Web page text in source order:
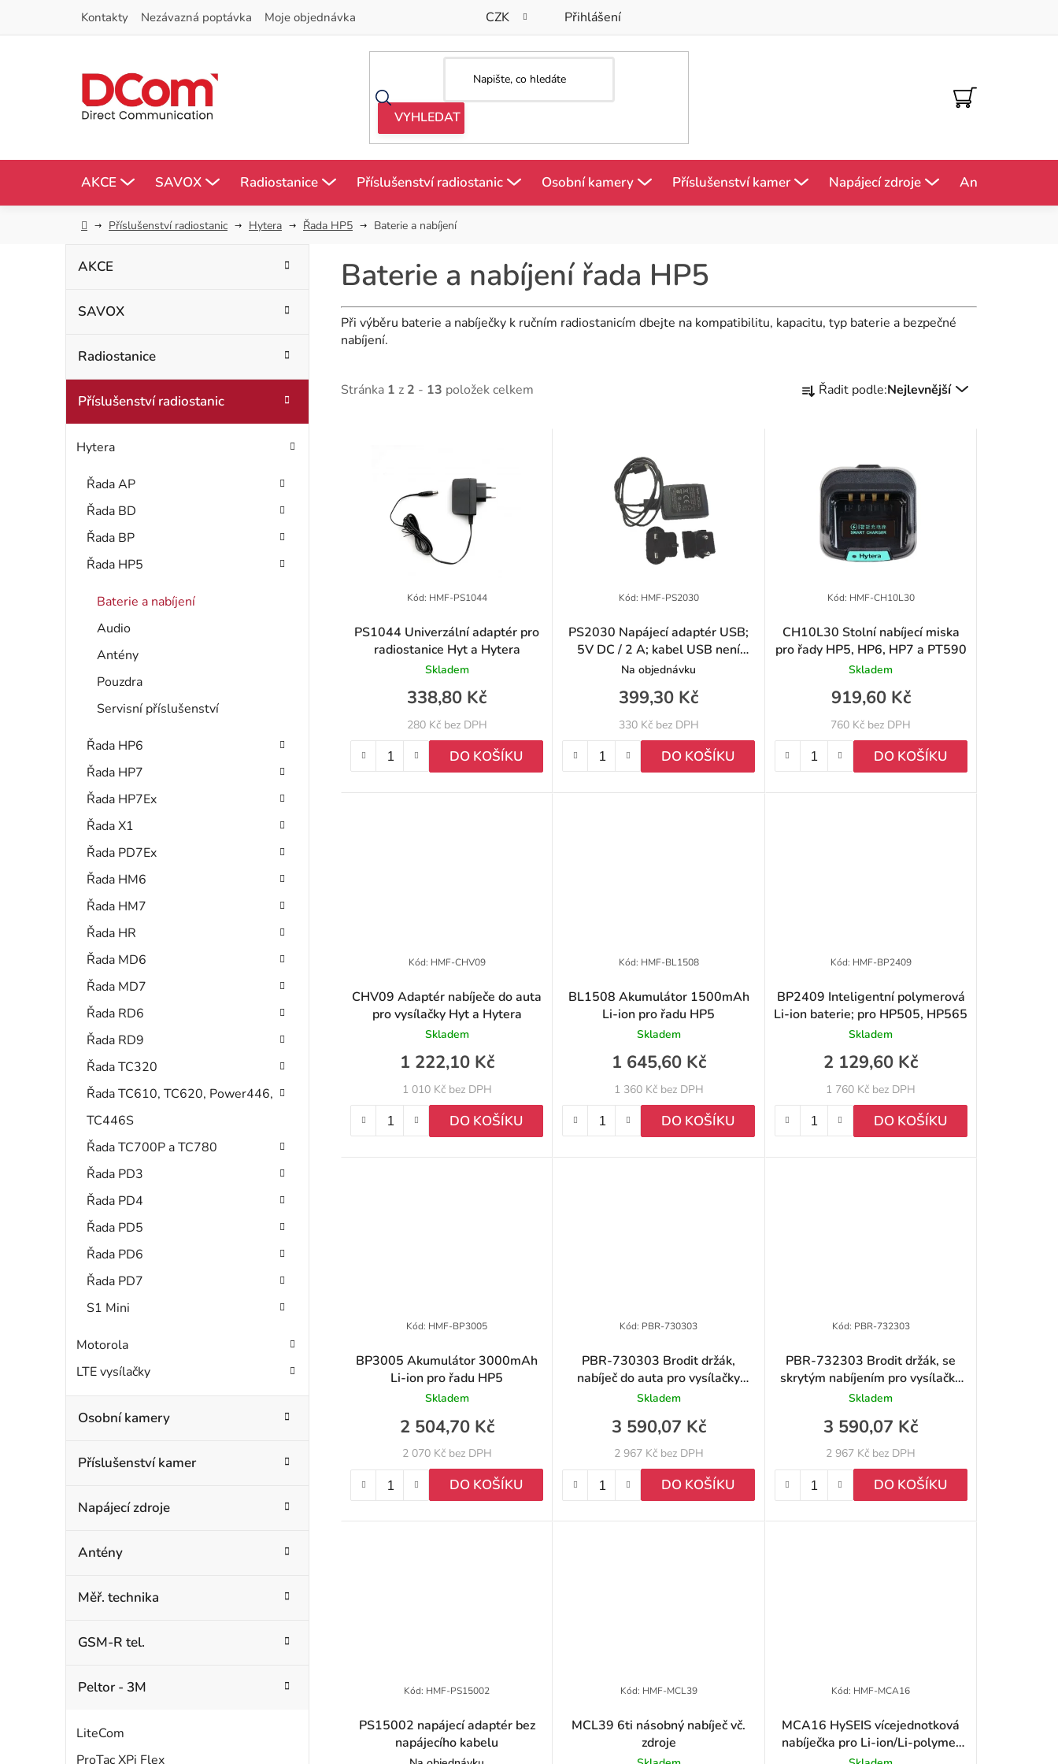
Kontakty Nezávazná poptávka Moje objednávka CZK Přihlášení
NÁKUPNÍ
KOŠÍK
AKCE SAVOX Radiostanice Příslušenství radiostanic Osobní kamery Příslušenství kamer Napájecí zdroje Antény
DomůPříslušenství radiostanic Hytera Řada HP5 Baterie a nabíjení
P
r
a
n
kategorie
r
e
AKCE
SAVOX
Radiostanice
Příslušenství radiostanic
Hytera
Řada AP
Řada BD
Řada BP
Řada HP5
Baterie a nabíjení
Audio
Antény
Pouzdra
Servisní příslušenství
Řada HP6
Řada HP7
Řada HP7Ex
Řada X1
Řada PD7Ex
Řada HM6
Řada HM7
Řada HR
Řada MD6
Řada MD7
Řada RD6
Řada RD9
Řada TC320
Řada TC610, TC620, Power446,
TC446S
Řada TC700P a TC780
Řada PD3
Řada PD4
Řada PD5
Řada PD6
Řada PD7
S1 Mini
Motorola
LTE vysílačky
Osobní kamery
Příslušenství kamer
Napájecí zdroje
Antény
Měř. technika
GSM-R tel.
Peltor - 3M
LiteCom
ProTac XPi Flex
Baterie a nabíjení řada HP5
Při výběru baterie a nabíječky k ručním radiostanicím dbejte na kompatibilitu, kapacitu, typ baterie a bezpečné
nabíjení.
Stránka 1 z 2 - 13 položek celkem
Ř
o
d
t
ů
Řadit podle:Nejlevnější
t
PS1044 Univerzální adaptér pro
radiostanice Hyt a Hytera
Skladem
280 Kč bez DPH
338,80 Kč
DO KOŠÍKU
Kód: HMF-PS1044
PS2030 Napájecí adaptér USB;
5V DC / 2 A; kabel USB není
součástí balení
Na objednávku
330 Kč bez DPH
399,30 Kč
DO KOŠÍKU
Kód: HMF-PS2030
CH10L30 Stolní nabíjecí miska
pro řady HP5, HP6, HP7 a PT590
Skladem
760 Kč bez DPH
919,60 Kč
DO KOŠÍKU
Kód: HMF-CH10L30
CHV09 Adaptér nabíječe do auta
pro vysílačky Hyt a Hytera
Skladem
1 010 Kč bez DPH
1 222,10 Kč
DO KOŠÍKU
Kód: HMF-CHV09
BL1508 Akumulátor 1500mAh
Li-ion pro řadu HP5
Skladem
1 360 Kč bez DPH
1 645,60 Kč
DO KOŠÍKU
Kód: HMF-BL1508
BP2409 Inteligentní polymerová
Li-ion baterie; pro HP505, HP565
Skladem
1 760 Kč bez DPH
2 129,60 Kč
DO KOŠÍKU
Kód: HMF-BP2409
BP3005 Akumulátor 3000mAh
Li-ion pro řadu HP5
Skladem
2 070 Kč bez DPH
2 504,70 Kč
DO KOŠÍKU
Kód: HMF-BP3005
PBR-730303 Brodit držák,
nabíječ do auta pro vysílačky
Hytera řady HP5, HP6 a HP7
Skladem
2 967 Kč bez DPH
3 590,07 Kč
DO KOŠÍKU
Kód: PBR-730303
PBR-732303 Brodit držák, se
skrytým nabíjením pro vysílačky
Hytera řady HP5, HP6 a HP7
Skladem
2 967 Kč bez DPH
3 590,07 Kč
DO KOŠÍKU
Kód: PBR-732303
PS15002 napájecí adaptér bez
napájecího kabelu
Kód: HMF-PS15002
MCL39 6ti násobný nabíječ vč.
zdroje
Kód: HMF-MCL39
MCA16 HySEIS vícejednotková
nabíječka pro Li-ion/Li-polymer
baterie včetně PS15002
Kód: HMF-MCA16